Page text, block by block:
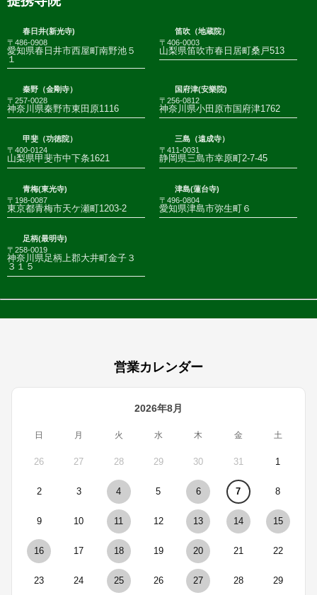
春日井(新光寺)
〒486-0908
愛知県春日井市西屋町南野池５
１
笛吹（地蔵院）
〒406-0003
山梨県笛吹市春日居町桑戸513
秦野（金剛寺）
〒257-0028
神奈川県秦野市東田原1116
国府津(安樂院)
〒256-0812
神奈川県小田原市国府津1762
甲斐（功徳院）
〒400-0124
山梨県甲斐市中下条1621
三島（遠成寺）
〒411-0031
静岡県三島市幸原町2-7-45
青梅(東光寺)
〒198-0087
東京都青梅市天ケ瀬町1203-2
津島(蓮台寺)
〒496-0804
愛知県津島市弥生町６
足柄(最明寺)
〒258-0019
神奈川県足柄上郡大井町金子３
３１５
営業カレンダー
2026年8月
日 月 火 水 木 金 土
26 27 28 29 30 31 1
2 3 4 5 6 7 8
9 10 11 12 13 14 15
16 17 18 19 20 21 22
23 24 25 26 27 28 29